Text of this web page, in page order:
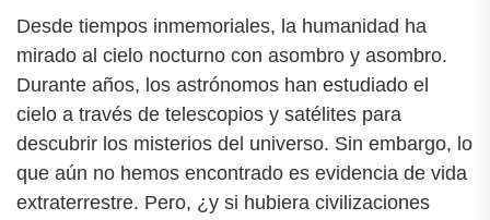
Desde tiempos inmemoriales, la humanidad ha
mirado al cielo nocturno con asombro y asombro.
Durante años, los astrónomos han estudiado el
cielo a través de telescopios y satélites para
descubrir los misterios del universo. Sin embargo, lo
que aún no hemos encontrado es evidencia de vida
extraterrestre. Pero, ¿y si hubiera civilizaciones